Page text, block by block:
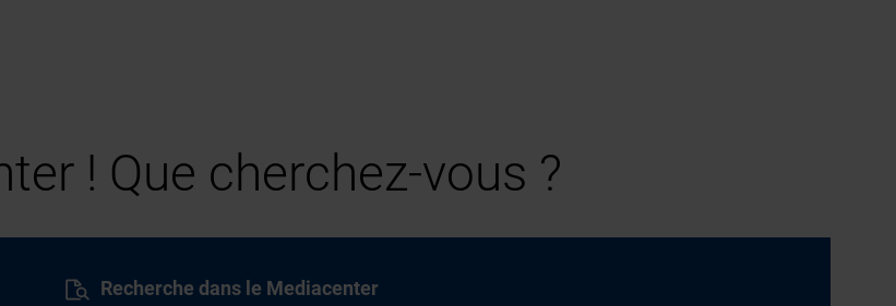
! Que cherchez-vous ?
Recherche dans le Mediacenter